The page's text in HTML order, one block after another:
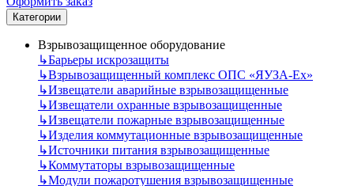
Категории
Взрывозащищенное оборудование
↳Барьеры искрозащиты
↳Взрывозащищенный комплекс ОПС «ЯУЗА-Ех»
↳Извещатели аварийные взрывозащищенные
↳Извещатели охранные взрывозащищенные
↳Извещатели пожарные взрывозащищенные
↳Изделия коммутационные взрывозащищенные
↳Источники питания взрывозащищенные
↳Коммутаторы взрывозащищенные
↳Модули пожаротушения взрывозащищенные